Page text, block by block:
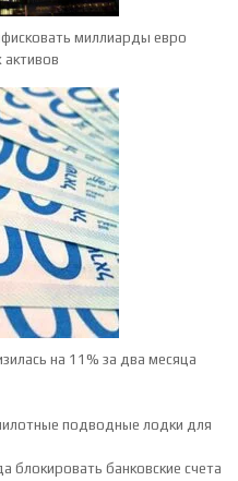
миллиарды евро
активов
на 11% за два месяца
подводные лодки для
блокировать банковские счета